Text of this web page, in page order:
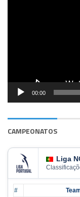
00:00
CAMPEONATOS
Liga
#